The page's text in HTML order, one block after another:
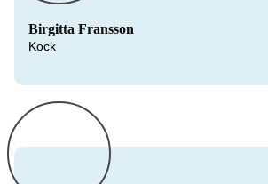
Birgitta Fransson
Kock